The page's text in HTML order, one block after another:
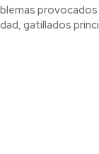
gatillados